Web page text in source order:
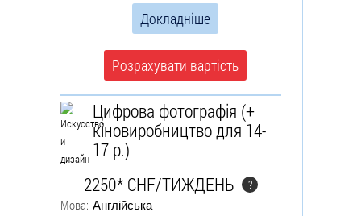
Докладніше
Розрахувати вартість
Цифрова фотографія (+
кіновиробництво для 14-
17 р.)
2250* CHF/ТИЖДЕНЬ
?
Мова: Англійська